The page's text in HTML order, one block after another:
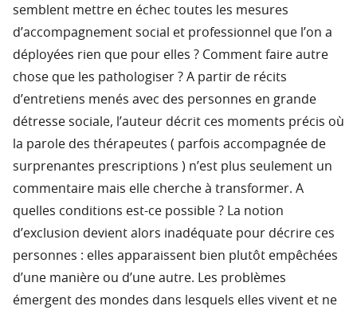
semblent mettre en échec toutes les mesures
d’accompagnement social et professionnel que l’on a
déployées rien que pour elles ? Comment faire autre
chose que les pathologiser ? A partir de récits
d’entretiens menés avec des personnes en grande
détresse sociale, l’auteur décrit ces moments précis où
la parole des thérapeutes ( parfois accompagnée de
surprenantes prescriptions ) n’est plus seulement un
commentaire mais elle cherche à transformer. A
quelles conditions est-ce possible ? La notion
d’exclusion devient alors inadéquate pour décrire ces
personnes : elles apparaissent bien plutôt empêchées
d’une manière ou d’une autre. Les problèmes
émergent des mondes dans lesquels elles vivent et ne